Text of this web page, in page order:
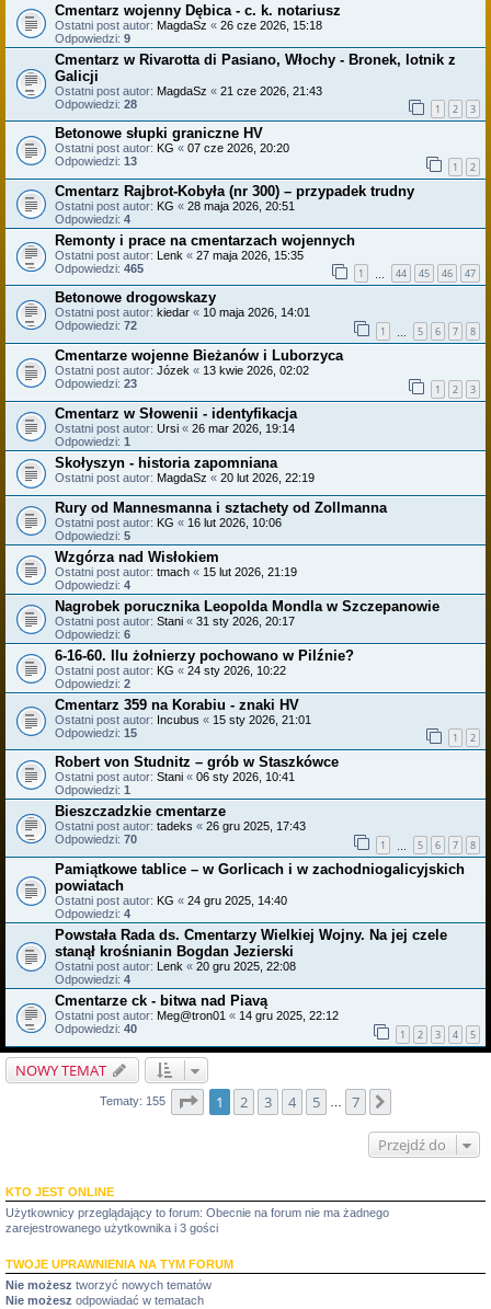
Cmentarz wojenny Dębica - c. k. notariusz
Ostatni post autor: MagdaSz « 26 cze 2026, 15:18
Odpowiedzi: 9
Cmentarz w Rivarotta di Pasiano, Włochy - Bronek, lotnik z
Galicji
Ostatni post autor: MagdaSz « 21 cze 2026, 21:43
Odpowiedzi: 28 1 2 3
Betonowe słupki graniczne HV
Ostatni post autor: KG « 07 cze 2026, 20:20
Odpowiedzi: 13 1 2
Cmentarz Rajbrot-Kobyła (nr 300) – przypadek trudny
Ostatni post autor: KG « 28 maja 2026, 20:51
Odpowiedzi: 4
Remonty i prace na cmentarzach wojennych
Ostatni post autor: Lenk « 27 maja 2026, 15:35
Odpowiedzi: 465 1 44 45 46 47
Betonowe drogowskazy
Ostatni post autor: kiedar « 10 maja 2026, 14:01
Odpowiedzi: 72 1 5 6 7 8
Cmentarze wojenne Bieżanów i Luborzyca
Ostatni post autor: Józek « 13 kwie 2026, 02:02
Odpowiedzi: 23 1 2 3
Cmentarz w Słowenii - identyfikacja
Ostatni post autor: Ursi « 26 mar 2026, 19:14
Odpowiedzi: 1
Skołyszyn - historia zapomniana
Ostatni post autor: MagdaSz « 20 lut 2026, 22:19
Rury od Mannesmanna i sztachety od Zollmanna
Ostatni post autor: KG « 16 lut 2026, 10:06
Odpowiedzi: 5
Wzgórza nad Wisłokiem
Ostatni post autor: tmach « 15 lut 2026, 21:19
Odpowiedzi: 4
Nagrobek porucznika Leopolda Mondla w Szczepanowie
Ostatni post autor: Stani « 31 sty 2026, 20:17
Odpowiedzi: 6
6-16-60. Ilu żołnierzy pochowano w Pilźnie?
Ostatni post autor: KG « 24 sty 2026, 10:22
Odpowiedzi: 2
Cmentarz 359 na Korabiu - znaki HV
Ostatni post autor: Incubus « 15 sty 2026, 21:01
Odpowiedzi: 15 1 2
Robert von Studnitz – grób w Staszkówce
Ostatni post autor: Stani « 06 sty 2026, 10:41
Odpowiedzi: 1
Bieszczadzkie cmentarze
Ostatni post autor: tadeks « 26 gru 2025, 17:43
Odpowiedzi: 70 1 5 6 7 8
Pamiątkowe tablice – w Gorlicach i w zachodniogalicyjskich
powiatach
Ostatni post autor: KG « 24 gru 2025, 14:40
Odpowiedzi: 4
Powstała Rada ds. Cmentarzy Wielkiej Wojny. Na jej czele
stanął krośnianin Bogdan Jezierski
Ostatni post autor: Lenk « 20 gru 2025, 22:08
Odpowiedzi: 4
Cmentarze ck - bitwa nad Piavą
Ostatni post autor: Meg@tron01 « 14 gru 2025, 22:12
Odpowiedzi: 40 1 2 3 4 5
NOWY TEMAT
Tematy: 155 Strona1 z7
1 2 3 4 5 7
Przejdź do
KTO JEST ONLINE
Użytkownicy przeglądający to forum: Obecnie na forum nie ma żadnego
zarejestrowanego użytkownika i 3 gości
TWOJE UPRAWNIENIA NA TYM FORUM
Nie możesz tworzyć nowych tematów
Nie możesz odpowiadać w tematach